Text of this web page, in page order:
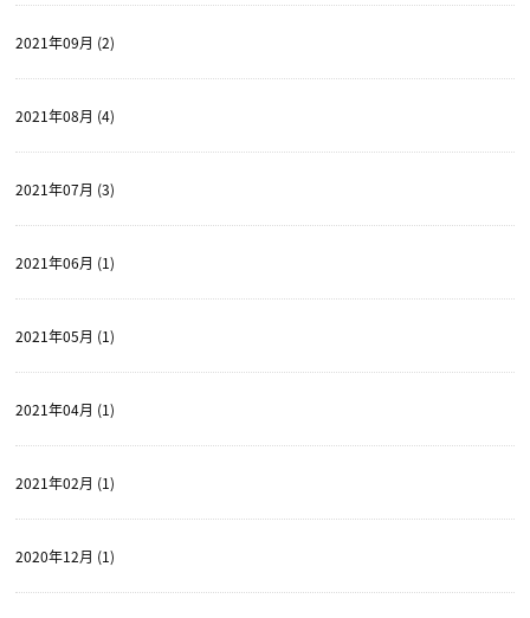
2021年09月 (2)
2021年08月 (4)
2021年07月 (3)
2021年06月 (1)
2021年05月 (1)
2021年04月 (1)
2021年02月 (1)
2020年12月 (1)